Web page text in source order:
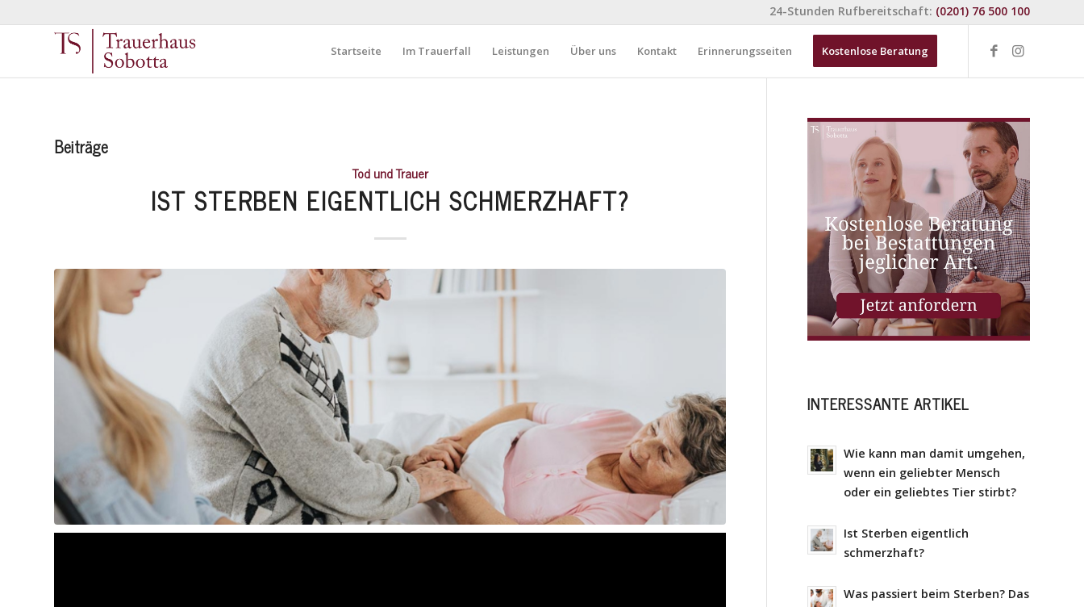
24-Stunden Rufbereitschaft: (0201) 76 500 100
Startseite Im Trauerfall Leistungen Über uns Kontakt Erinnerungsseiten Kostenlose Beratung
Beiträge
Tod und Trauer
IST STERBEN EIGENTLICH SCHMERZHAFT?
INTERESSANTE ARTIKEL
Wie kann man damit umgehen,
wenn ein geliebter Mensch
oder ein geliebtes Tier stirbt?
Ist Sterben eigentlich
schmerzhaft?
Was passiert beim Sterben? Das